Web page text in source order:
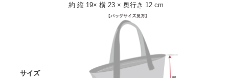
サイズ
約 縦 19× 横 23 × 奥行き 12 cm